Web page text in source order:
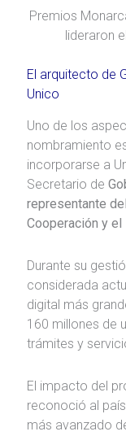
Premios
lideraron
El arquitecto de
Unico
Uno de los
nombramiento
incorporarse a
Secretario de
representante
Cooperación y el
Durante su
considerada
digital más
160 millones de
trámites y
El impacto del
reconoció al
más avanzado